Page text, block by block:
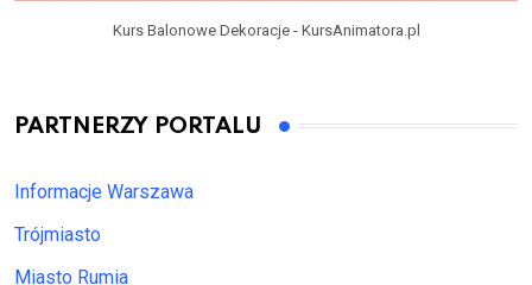
Kurs Balonowe Dekoracje - KursAnimatora.pl
PARTNERZY PORTALU
Informacje Warszawa
Trójmiasto
Miasto Rumia